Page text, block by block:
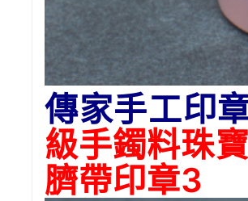
傳家手工印
級手鐲料珠
臍帶印章3